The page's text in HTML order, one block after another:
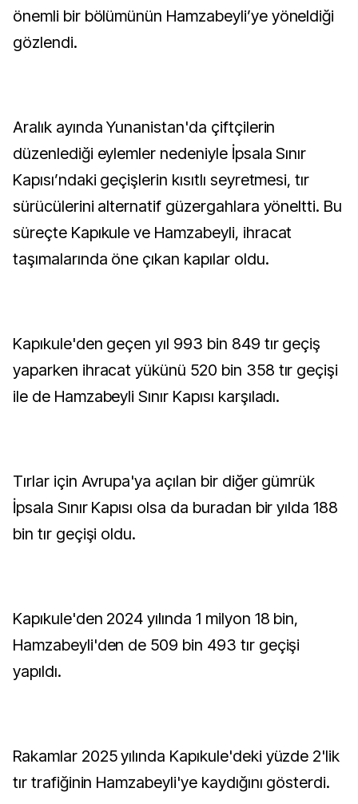
önemli bir bölümünün Hamzabeyli’ye yöneldiği
gözlendi.
Aralık ayında Yunanistan'da çiftçilerin
düzenlediği eylemler nedeniyle İpsala Sınır
Kapısı’ndaki geçişlerin kısıtlı seyretmesi, tır
sürücülerini alternatif güzergahlara yöneltti. Bu
süreçte Kapıkule ve Hamzabeyli, ihracat
taşımalarında öne çıkan kapılar oldu.
Kapıkule'den geçen yıl 993 bin 849 tır geçiş
yaparken ihracat yükünü 520 bin 358 tır geçişi
ile de Hamzabeyli Sınır Kapısı karşıladı.
Tırlar için Avrupa'ya açılan bir diğer gümrük
İpsala Sınır Kapısı olsa da buradan bir yılda 188
bin tır geçişi oldu.
Kapıkule'den 2024 yılında 1 milyon 18 bin,
Hamzabeyli'den de 509 bin 493 tır geçişi
yapıldı.
Rakamlar 2025 yılında Kapıkule'deki yüzde 2'lik
tır trafiğinin Hamzabeyli'ye kaydığını gösterdi.